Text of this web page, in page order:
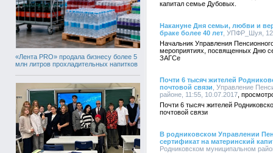
«Лента PRO» продала бизнесу более 5
млн литров прохладительных напитков
капитал семье Дубовых.
Накануне Дня семьи, любви и
браке более 40 лет , УПФР_Шуя,
Начальник Управления
мероприятиях, посвященных Дню
ЗАГСе
Почти 6 тысяч жителей
почтовой связи , Управление
районе, 11:55, 10.07.2017
Почти 6 тысяч жителей
почтовой связи
В родниковском Управлении
сертификат на материнский
Родниковском муниципальном